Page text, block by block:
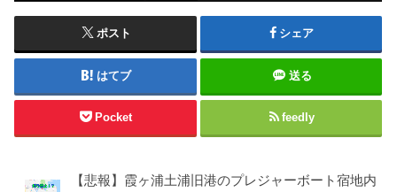
ポスト シェア
はてブ 送る
Pocket feedly
【悲報】霞ヶ浦土浦旧港のプレジャーボート宿地内